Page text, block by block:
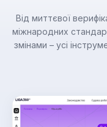
Від миттєвої
міжнародних
змінами – усі